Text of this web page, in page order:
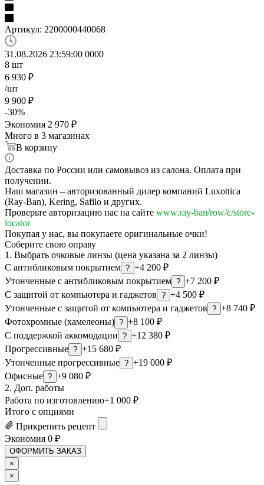
Артикул: 2200000440068
31.08.2026 23:59:00 0000
8 шт
6 930 ₽
/шт
9 900 ₽
-30%
Экономия 2 970 ₽
Много в 3 магазинах
В корзину
Доставка по России или самовывоз из салона. Оплата при
получении.
Наш магазин – авторизованный дилер компаний Luxottica
(Ray-Ban), Kering, Safilo и других.
Проверьте авторизацию нас на сайте www.ray-ban/row/c/store-
locator
Покупая у нас, вы покупаете оригинальные очки!
Соберите свою оправу
1. Выбрать очковые линзы (цена указана за 2 линзы)
С антибликовым покрытием ? +4 200 ₽
Утонченные с антибликовым покрытием ? +7 200 ₽
С защитой от компьютера и гаджетов ? +4 500 ₽
Утонченные с защитой от компьютера и гаджетов ? +8 740 ₽
Фотохромные (хамелеоны) ? +8 100 ₽
С поддержкой аккомодации ? +12 380 ₽
Прогрессивные ? +15 680 ₽
Утонченные прогрессивные ? +19 000 ₽
Офисные ? +9 080 ₽
2. Доп. работы
Работа по изготовлению+1 000 ₽
Итого с опциями
Прикрепить рецепт
Экономия 0 ₽
ОФОРМИТЬ ЗАКАЗ
×
×